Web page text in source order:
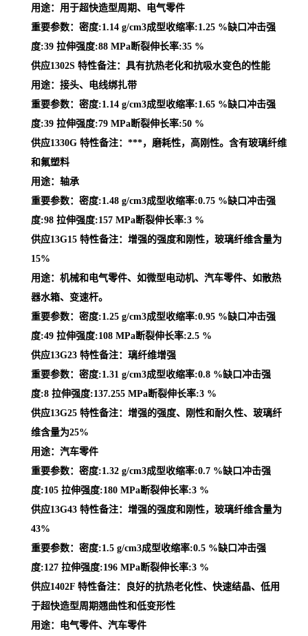
用途：用于超快造型周期、电气零件
重要参数：密度:1.14 g/cm3成型收缩率:1.25 %缺口冲击强
度:39 拉伸强度:88 MPa断裂伸长率:35 %
供应1302S 特性备注：具有抗热老化和抗吸水变色的性能
用途：接头、电线绑扎带
重要参数：密度:1.14 g/cm3成型收缩率:1.65 %缺口冲击强
度:39 拉伸强度:79 MPa断裂伸长率:50 %
供应1330G 特性备注：***，磨耗性，高刚性。含有玻璃纤维
和氟塑料
用途：轴承
重要参数：密度:1.48 g/cm3成型收缩率:0.75 %缺口冲击强
度:98 拉伸强度:157 MPa断裂伸长率:3 %
供应13G15 特性备注：增强的强度和刚性，玻璃纤维含量为
15%
用途：机械和电气零件、如微型电动机、汽车零件、如散热
器水箱、变速杆。
重要参数：密度:1.25 g/cm3成型收缩率:0.95 %缺口冲击强
度:49 拉伸强度:108 MPa断裂伸长率:2.5 %
供应13G23 特性备注：璃纤维增强
重要参数：密度:1.31 g/cm3成型收缩率:0.8 %缺口冲击强
度:8 拉伸强度:137.255 MPa断裂伸长率:3 %
供应13G25 特性备注：增强的强度、刚性和耐久性、玻璃纤
维含量为25%
用途：汽车零件
重要参数：密度:1.32 g/cm3成型收缩率:0.7 %缺口冲击强
度:105 拉伸强度:180 MPa断裂伸长率:3 %
供应13G43 特性备注：增强的强度和刚性，玻璃纤维含量为
43%
重要参数：密度:1.5 g/cm3成型收缩率:0.5 %缺口冲击强
度:127 拉伸强度:196 MPa断裂伸长率:3 %
供应1402F 特性备注：良好的抗热老化性、快速结晶、低用
于超快造型周期翘曲性和低变形性
用途：电气零件、汽车零件